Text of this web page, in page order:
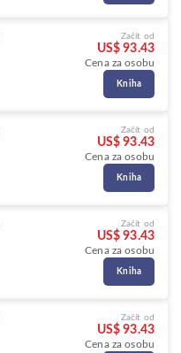
Začít od
US$ 93.43
Cena za osobu
Kniha
Začít od
US$ 93.43
Cena za osobu
Kniha
Začít od
US$ 93.43
Cena za osobu
Kniha
Začít od
US$ 93.43
Cena za osobu